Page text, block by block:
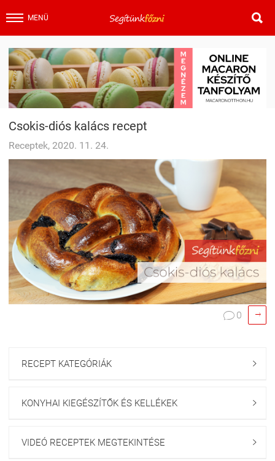
MENÜ 
Csokis-diós kalács recept
Receptek, 2020. 11. 24.
 0 
RECEPT KATEGÓRIÁK 
KONYHAI KIEGÉSZÍTŐK ÉS KELLÉKEK 
VIDEÓ RECEPTEK MEGTEKINTÉSE 